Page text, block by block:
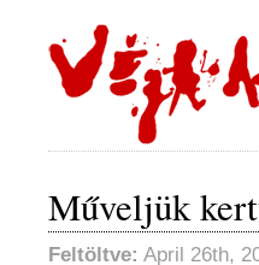
Műveljük
Feltöltve: April 26th,